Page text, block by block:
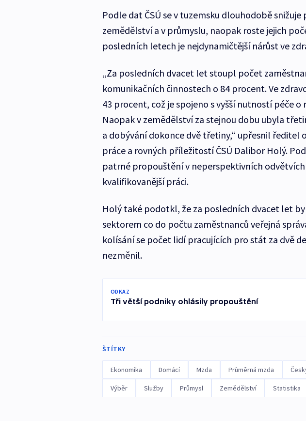
Podle dat ČSÚ se v tuzemsku dlouhodobě
zemědělství a v průmyslu, naopak roste jejich
posledních letech je nejdynamičtější nárůst ve
„Za posledních dvacet let stoupl počet
komunikačních činnostech o 84 procent. Ve
43 procent, což je spojeno s vyšší nutností péče
Naopak v zemědělství za stejnou dobu ubyla
a dobývání dokonce dvě třetiny,“ upřesnil ředitel
práce a rovných příležitostí ČSÚ Dalibor Holý.
patrné propouštění v neperspektivních
kvalifikovanější práci.
Holý také podotkl, že za posledních dvacet let
sektorem co do počtu zaměstnanců veřejná
kolísání se počet lidí pracujících pro stát za dvě
nezměnil.
ODKAZ
Tři větší podniky ohlásily propouštění
ŠTÍTKY
Ekonomika Domácí Mzda Průměrná mzda
Výběr Služby Průmysl Zemědělství Statistika